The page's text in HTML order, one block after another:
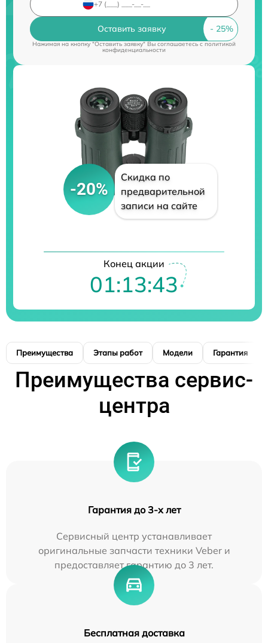
Оставить заявку
Нажимая на кнопку "Оставить заявку" Вы соглашаетесь cполитикой
конфиденциальности
-20%
Скидка по
предварительной
записи на сайте
Конец акции
01:13:42
Преимущества Этапы работ Модели Гарантия
Преимущества сервис-
центра
Гарантия до 3-х лет
Сервисный центр устанавливает
оригинальные запчасти техники Veber и
предоставляет гарантию до 3 лет.
Бесплатная доставка